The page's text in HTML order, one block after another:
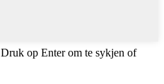
Druk op Enter om te sykjen of